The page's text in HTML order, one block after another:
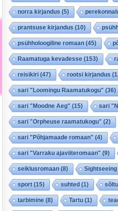
norra kirjandus (5)
prantsuse kirjandus (10)
psühholoogiline romaan (45)
Raamatuga kevadesse (153)
reisikiri (47) rootsi kirjandus
sari "Loomingu Raamatukogu" (36)
sari "Moodne Aeg" (15) sari
sari "Orpheuse raamatukogu" (2)
sari "Põhjamaade romaan" (4)
sari "Varraku ajaviiteromaan" (9)
seiklusromaan (8) Sightseeing
sport(15) suhted (1)
tarbimine (8) Tartu (1)